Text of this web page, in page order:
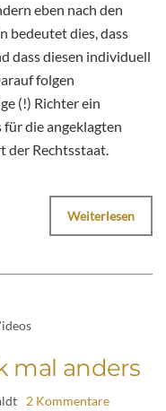
eben nach den
bedeutet dies, dass
dass diesen individuell
folgen
(!) Richter ein
die angeklagten
der Rechtsstaat.
Weiterlesen
mal anders
2 Kommentare